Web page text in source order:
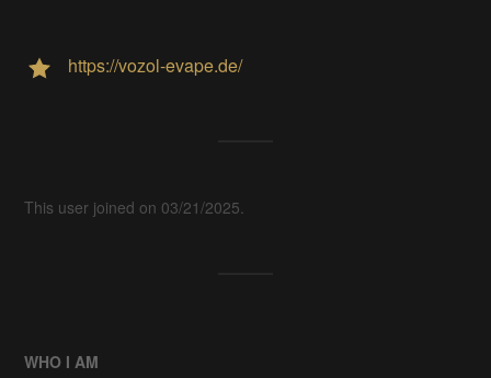
https://vozol-evape.de/
This user joined on 03/21/2025.
WHO I AM